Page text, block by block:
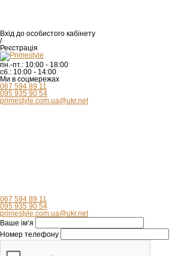
Вхід до особистого кабінету
/
Реєстрація
пн.-пт.: 10:00 - 18:00
сб.: 10:00 - 14:00
Ми в соцмережах
067 594 89 11
095 935 90 54
primestyle.com.ua@ukr.net
067 594 89 11
095 935 90 54
primestyle.com.ua@ukr.net
Ваше ім’я
Номер телефону